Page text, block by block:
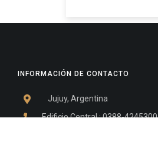
INFORMACIÓN DE CONTACTO
Jujuy, Argentina
Edificio Central : 0388-4245300